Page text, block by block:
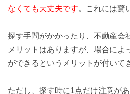
なくても大丈夫です。これには驚
探す手間がかかったり、不動産会
メリットはありますが、場合によ
ができるというメリットが付いて
ただし、探す時に1点だけ注意が